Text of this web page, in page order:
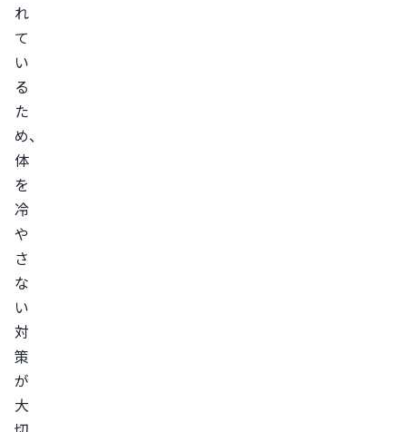
れ
て
い
る
た
め、
体
を
冷
や
さ
な
い
対
策
が
大